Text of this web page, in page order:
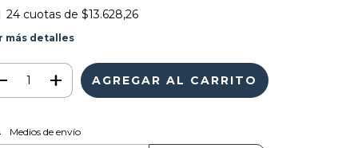
24 cuotas de $13.628,26
más detalles
para el CP:
Medios de envío